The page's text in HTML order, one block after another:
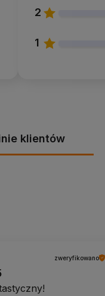
2
1
klientów
zweryfikowano